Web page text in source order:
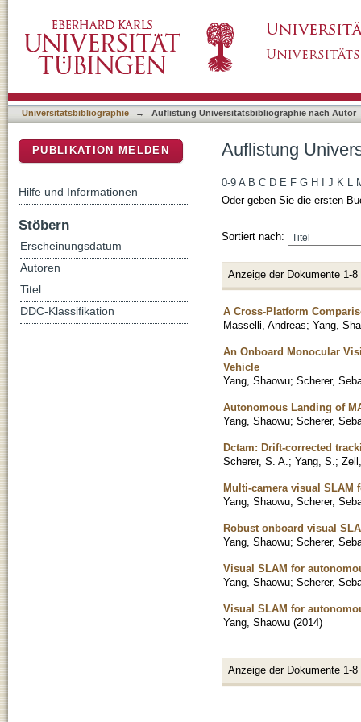
Universitätsbibliographie → Auflistung Universitätsbibliographie nach Autor
Auflistung
0-9 A B C D E F G H J K L
Oder geben Sie die ersten
Sortiert nach:
Anzeige der Dokumente 1-8
A Cross-Platform
Masselli, Andreas; Yang,
An Onboard Monocular
Vehicle
Yang, Shaowu; Scherer,
Autonomous Landing of
Yang, Shaowu; Scherer,
Dctam: Drift-corrected
Scherer, S. A. ; Yang, S. ;
Multi-camera visual SLAM
Yang, Shaowu; Scherer,
Robust onboard visual
Yang, Shaowu; Scherer,
Visual SLAM for
Yang, Shaowu; Scherer,
Visual SLAM for
Yang, Shaowu (2014)
Anzeige der Dokumente 1-8
PUBLIKATION MELDEN
Hilfe und Informationen
Stöbern
Erscheinungsdatum
Autoren
Titel
DDC-Klassifikation